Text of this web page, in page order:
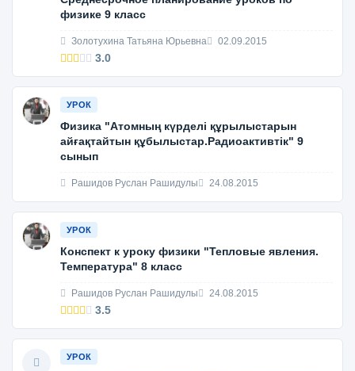
физике 9 класс
Золотухина Татьяна Юрьевна 02.09.2015
3.0
УРОК
Физика "Атомның күрделі құрылыстарын
айғақтайтын құбылыстар.Радиоактивтік" 9
сынып
Рашидов Руслан Рашидулы 24.08.2015
УРОК
Конспект к уроку физики "Тепловые явления.
Температура" 8 класс
Рашидов Руслан Рашидулы 24.08.2015
3.5
УРОК